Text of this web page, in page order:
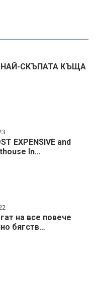
НАЙ-СКЪПАТА КЪЩА
EXPENSIVE and
In…
на все повече
бягств…